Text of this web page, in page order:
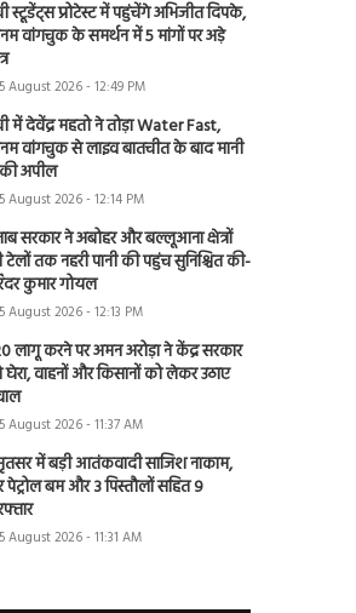
स्टूडेंट्स प्रोटेस्ट में पहुंचेंगे अभिजीत दिपके,
वांगचुक के समर्थन में 5 मांगों पर अड़े
5 August 2026 - 12:49 PM
में देवेंद्र महतो ने तोड़ा Water Fast,
वांगचुक से लाइव बातचीत के बाद मानी
अपील
5 August 2026 - 12:14 PM
सरकार ने अबोहर और बल्लूआना क्षेत्रों
तक नहरी पानी की पहुंच सुनिश्चित की-
कुमार गोयल
5 August 2026 - 12:13 PM
लागू करने पर अमन अरोड़ा ने केंद्र सरकार
वाहनों और किसानों को लेकर उठाए
5 August 2026 - 11:37 AM
में बड़ी आतंकवादी साजिश नाकाम,
पेट्रोल बम और 3 पिस्तौलों सहित 9
5 August 2026 - 11:31 AM